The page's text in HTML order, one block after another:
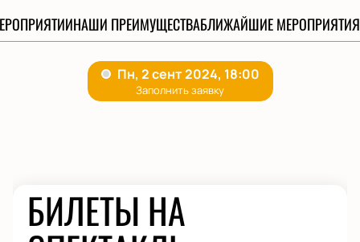
НАШИ ПРЕИМУЩЕСТВАБЛИЖАЙШИЕ МЕРОПРИЯТИЯ
БИЛЕТЫ НА